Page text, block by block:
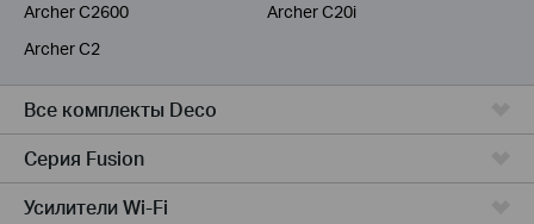
Archer C2600
Archer C20i
Archer C2
Все комплекты Deco
Серия Fusion
Усилители Wi-Fi